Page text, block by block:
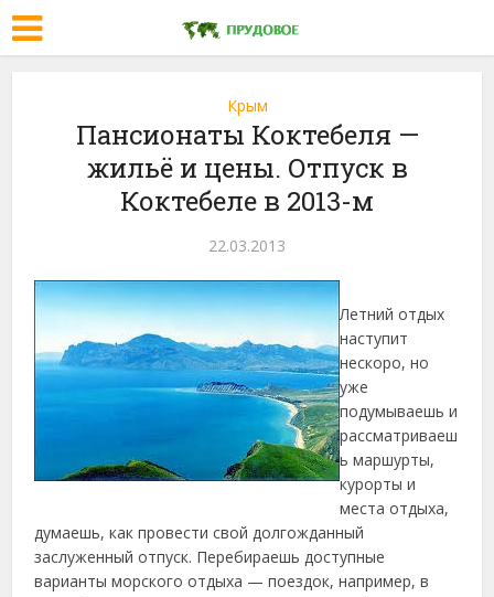
Крым
Пансионаты Коктебеля —
жильё и цены. Отпуск в
Коктебеле в 2013-м
22.03.2013
Летний отдых
наступит
нескоро, но
уже
подумываешь и
рассматриваеш
ь маршурты,
курорты и
места отдыха,
думаешь, как провести свой долгожданный
заслуженный отпуск. Перебираешь доступные
варианты морскогоотдыха — поездок, например, в